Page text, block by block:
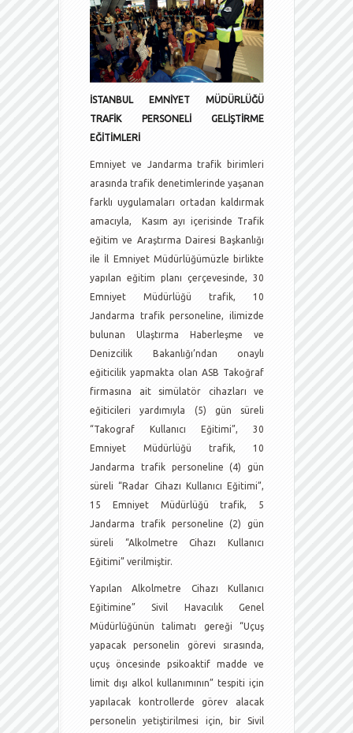
İSTANBUL EMNİYET MÜDÜRLÜĞÜ
TRAFİK PERSONELİ GELİŞTİRME
EĞİTİMLERİ
Emniyet ve Jandarma trafik birimleri
arasında trafik denetimlerinde yaşanan
farklı uygulamaları ortadan kaldırmak
amacıyla, Kasım ayı içerisinde Trafik
eğitim ve Araştırma Dairesi Başkanlığı
ile İl Emniyet Müdürlüğümüzle birlikte
yapılan eğitim planı çerçevesinde, 30
Emniyet Müdürlüğü trafik, 10
Jandarma trafik personeline, ilimizde
bulunan Ulaştırma Haberleşme ve
Denizcilik Bakanlığı’ndan onaylı
eğiticilik yapmakta olan ASB Takoğraf
firmasına ait simülatör cihazları ve
eğiticileri yardımıyla (5) gün süreli
“Takograf Kullanıcı Eğitimi”, 30
Emniyet Müdürlüğü trafik, 10
Jandarma trafik personeline (4) gün
süreli “Radar Cihazı Kullanıcı Eğitimi”,
15 Emniyet Müdürlüğü trafik, 5
Jandarma trafik personeline (2) gün
süreli “Alkolmetre Cihazı Kullanıcı
Eğitimi” verilmiştir.
Yapılan Alkolmetre Cihazı Kullanıcı
Eğitimine” Sivil Havacılık Genel
Müdürlüğünün talimatı gereği “Uçuş
yapacak personelin görevi sırasında,
uçuş öncesinde psikoaktif madde ve
limit dışı alkol kullanımının” tespiti için
yapılacak kontrollerde görev alacak
personelin yetiştirilmesi için, bir Sivil